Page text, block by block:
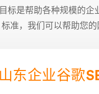
是帮助各种规模的
准，我们可以帮助您的
山东企业谷歌